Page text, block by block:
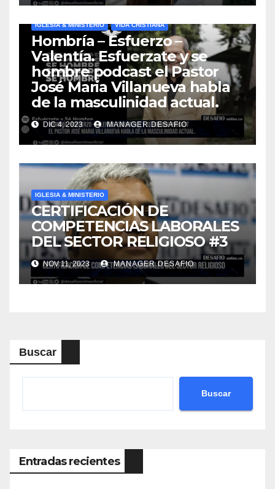
IGLESIA & MINISTERIO VIDA CRISTIANA
Hombría – Esfuerzo –
Valentía. Esfuerzate y se
hombre podcast el Pastor
José Maria Villanueva habla
de la masculinidad actual.
DIC 4, 2023 MANAGER.DESAFIO
IGLESIA & MINISTERIO
CERTIFICACIÓN DE
COMPETENCIAS LABORALES
DEL SECTOR RELIGIOSO #3
NOV 11, 2023 MANAGER.DESAFIO
Buscar
Buscar
Entradas recientes